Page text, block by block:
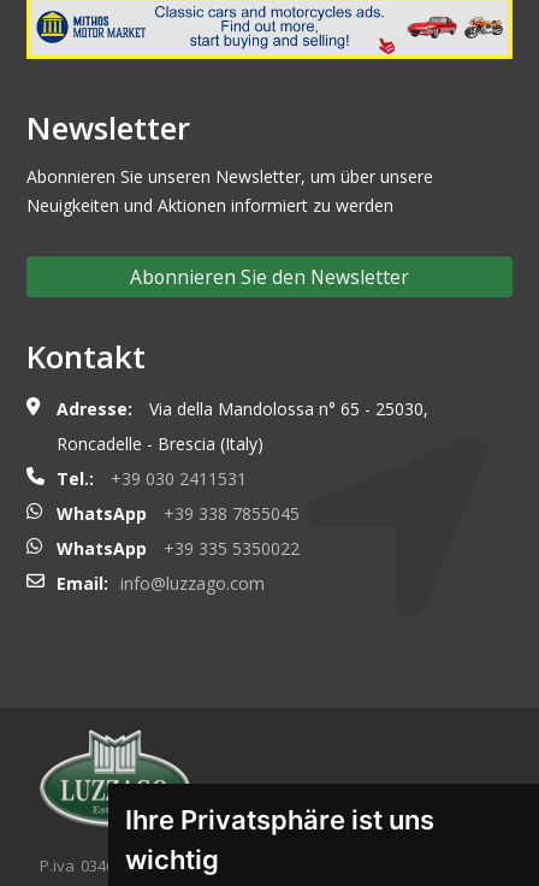
Ihre Privatsphäre ist uns
wichtig
Newsletter
Abonnieren Sie unseren Newsletter, um über unsere
Neuigkeiten und Aktionen informiert zu werden
Abonnieren Sie den Newsletter
Kontakt
Adresse:
Via della Mandolossa n° 65 - 25030,
Roncadelle - Brescia (Italy)
Tel.:
+39 030 2411531
WhatsApp
+39 338 7855045
WhatsApp
+39 335 5350022
Email:
info@luzzago.com
P.iva 03467320986 - C.F. 03467320986